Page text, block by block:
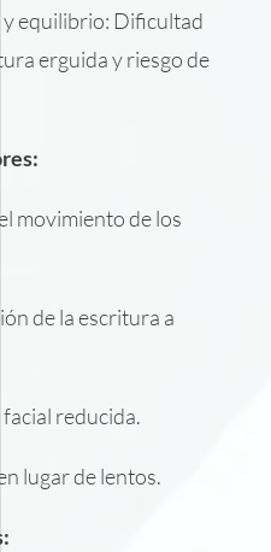
equilibrio: Dificultad
erguida y riesgo de
movimiento de los
de la escritura a
reducida.
lugar de lentos.